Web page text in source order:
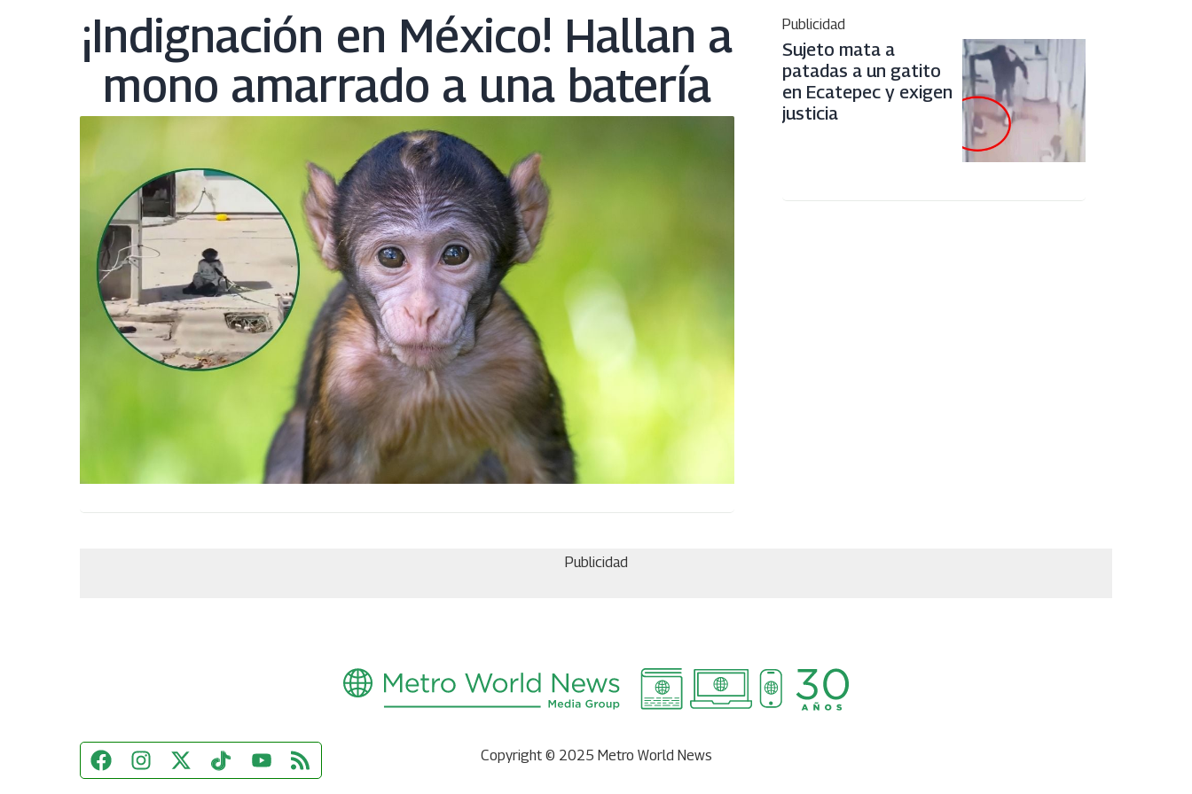
¡Indignación en México! Hallan a
mono amarrado a una batería
Publicidad
Sujeto mata a
patadas a un gatito
en Ecatepec y exigen
justicia
Publicidad
Copyright © 2025 Metro World News